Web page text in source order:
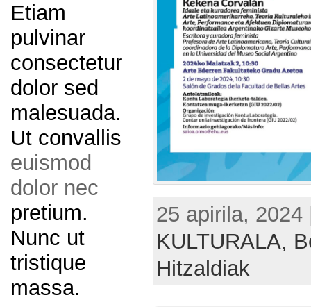
Etiam
pulvinar
consectetur
dolor sed
malesuada.
Ut convallis
euismod
dolor nec
pretium.
Nunc ut
tristique
massa.
25 apirila,
KULTURALA,
Hitzaldiak